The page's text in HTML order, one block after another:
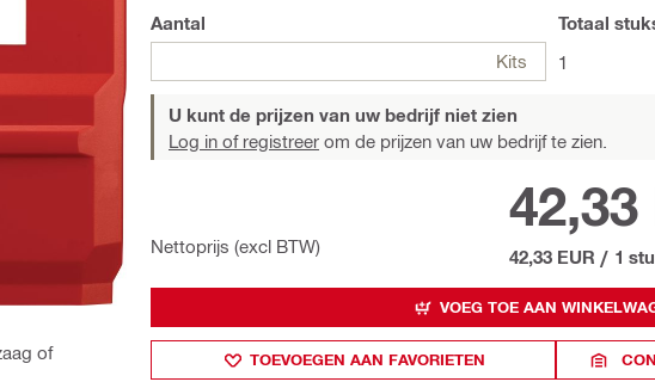
of
Aantal
Kits
Totaal
1
U kunt de prijzen van uw bedrijf niet zien
Log in of registreer om de prijzen van uw bedrijf te zien.
Nettoprijs (excl BTW)
42,33
42,33 EUR / 1
VOEG TOE AAN
TOEVOEGEN AAN FAVORIETEN